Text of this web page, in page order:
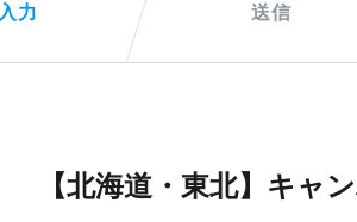
入力
送信
【北海道・東北】キャ